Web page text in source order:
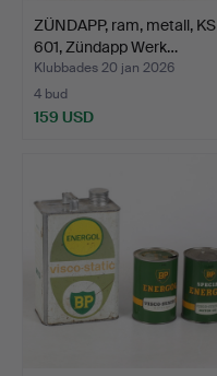
ZÜNDAPP, ram, metall, KS
601, Zündapp Werk…
Klubbades 20 jan 2026
4 bud
159 USD